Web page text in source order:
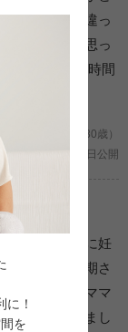
になるし間違っ
何か不安に思っ
た。 病院も時間
(大阪府/Na2co/30歳）
2021年06月11日公開
ら☆
なら試験後に妊
試験も再延期さ
受けた先輩ママ
無事妊娠しまし
に！
を